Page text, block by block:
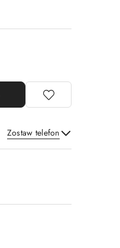
Zostaw telefon
Wyślij